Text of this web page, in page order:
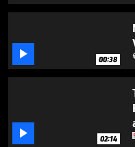
 00:38
 02:14